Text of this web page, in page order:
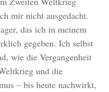
mir nicht ausgedacht.
das ich in meinem
gegeben. Ich selbst
wie die Vergangenheit
und die
– bis heute nachwirkt,